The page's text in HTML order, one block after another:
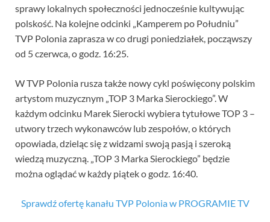
sprawy lokalnych społeczności jednocześnie kultywując
polskość. Na kolejne odcinki „Kamperem po Południu”
TVP Polonia zaprasza w co drugi poniedziałek, począwszy
od 5 czerwca, o godz. 16:25.
W TVP Polonia rusza także nowy cykl poświęcony polskim
artystom muzycznym „TOP 3 Marka Sierockiego”. W
każdym odcinku Marek Sierocki wybiera tytułowe TOP 3 –
utwory trzech wykonawców lub zespołów, o których
opowiada, dzieląc się z widzami swoją pasją i szeroką
wiedzą muzyczną. „TOP 3 Marka Sierockiego” będzie
można oglądać w każdy piątek o godz. 16:40.
Sprawdź ofertę kanału TVP Polonia w PROGRAMIE TV